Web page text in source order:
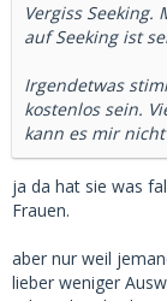
Vergiss Seeking.
auf Seeking ist
Irgendetwas
kostenlos sein.
kann es mir
ja da hat sie was
Frauen.
aber nur weil
lieber weniger